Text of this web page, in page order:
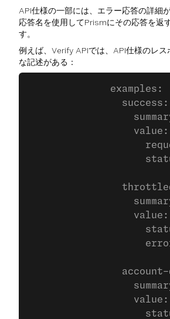
API仕様の一部には、エラー応答の詳細
応答名を使用してPrismにその応答を返
す。
例えば、Verify APIでは、API仕様のレス
な記述がある：
              examples:
                success:
                  value:
                  value:
                  value: